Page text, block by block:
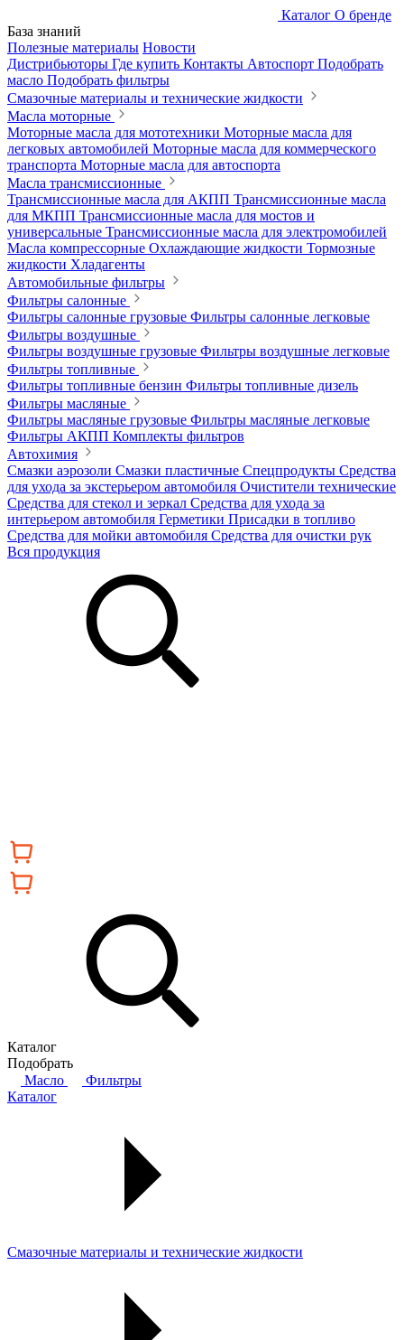
Каталог О бренде
База знаний
Полезные материалы Новости
Дистрибьюторы Где купить Контакты Автоспорт Подобрать
масло Подобрать фильтры
Смазочные материалы и технические жидкости
Масла моторные
Моторные масла для мототехники Моторные масла для
легковых автомобилей Моторные масла для коммерческого
транспорта Моторные масла для автоспорта
Масла трансмиссионные
Трансмиссионные масла для АКПП Трансмиссионные масла
для МКПП Трансмиссионные масла для мостов и
универсальные Трансмиссионные масла для электромобилей
Масла компрессорные Охлаждающие жидкости Тормозные
жидкости Хладагенты
Автомобильные фильтры
Фильтры салонные
Фильтры салонные грузовые Фильтры салонные легковые
Фильтры воздушные
Фильтры воздушные грузовые Фильтры воздушные легковые
Фильтры топливные
Фильтры топливные бензин Фильтры топливные дизель
Фильтры масляные
Фильтры масляные грузовые Фильтры масляные легковые
Фильтры АКПП Комплекты фильтров
Автохимия
Смазки аэрозоли Смазки пластичные Спецпродукты Средства
для ухода за экстерьером автомобиля Очистители технические
Средства для стекол и зеркал Средства для ухода за
интерьером автомобиля Герметики Присадки в топливо
Средства для мойки автомобиля Средства для очистки рук
Вся продукция
Каталог
Подобрать
Масло
Фильтры
Каталог
Смазочные материалы и технические жидкости